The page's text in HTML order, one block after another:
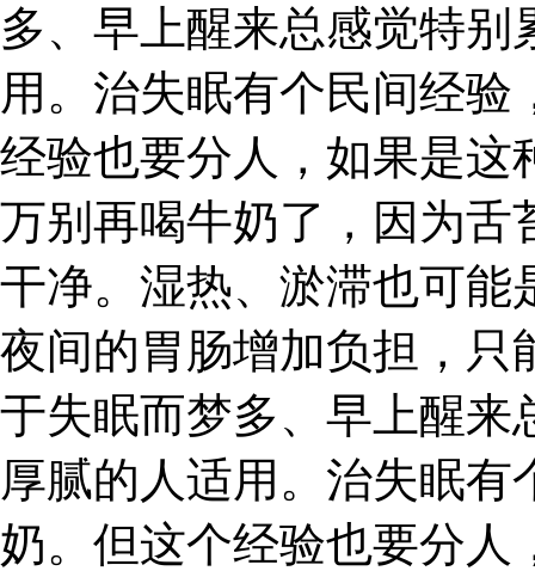
多、早上醒来总感觉特
用。治失眠有个民间经
经验也要分人，如果是这
万别再喝牛奶了，因为舌
干净。湿热、淤滞也可能
夜间的胃肠增加负担，
于失眠而梦多、早上醒来
厚腻的人适用。治失眠
奶。但这个经验也要分人